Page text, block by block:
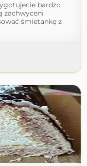
bardzo
zachwyceni
śmietankę z